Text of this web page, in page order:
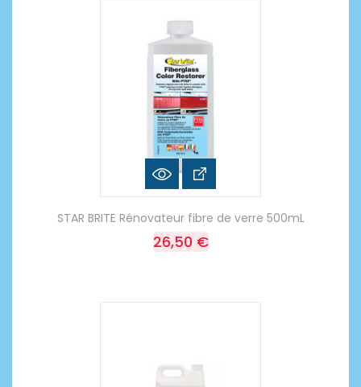
STAR BRITE Rénovateur fibre de verre 500mL
26,50 €